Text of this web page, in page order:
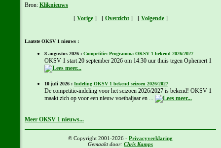
Bron: Kliknieuws
[ Vorige] - [ Overzicht] - [ Volgende]
Laatste OKSV 1 nieuws :
8 augustus 2026 : Competitie: Programma OKSV 1 bekend 2026/2027
OKSV 1 start 20 september 2026 om 14:30 uur thuis tegen Ophemert 1
10 juli 2026 : Indeling OKSV 1 bekend seizoen 2026/2027
De competitie-indeling voor het seizoen 2026/2027 is bekend! OKSV 1
maakt zich op voor een nieuw voetbaljaar en ...
Meer OKSV 1 nieuws...
© Copyright 2001-2026 - Privacyverklaring
Gemaakt door: Chris Kamps